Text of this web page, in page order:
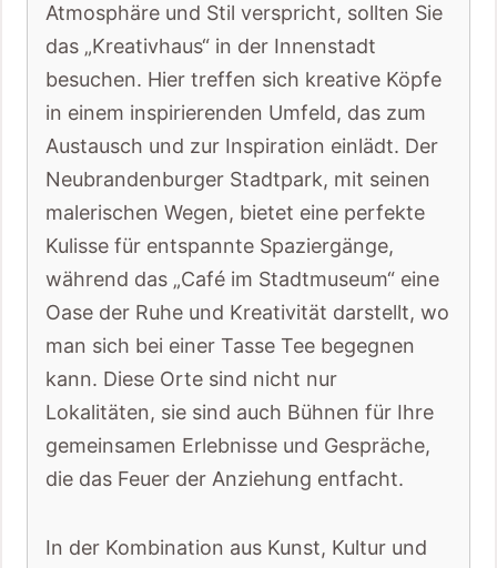
Atmosphäre und Stil verspricht, sollten Sie
das „Kreativhaus“ in der Innenstadt
besuchen. Hier treffen sich kreative Köpfe
in einem inspirierenden Umfeld, das zum
Austausch und zur Inspiration einlädt. Der
Neubrandenburger Stadtpark, mit seinen
malerischen Wegen, bietet eine perfekte
Kulisse für entspannte Spaziergänge,
während das „Café im Stadtmuseum“ eine
Oase der Ruhe und Kreativität darstellt, wo
man sich bei einer Tasse Tee begegnen
kann. Diese Orte sind nicht nur
Lokalitäten, sie sind auch Bühnen für Ihre
gemeinsamen Erlebnisse und Gespräche,
die das Feuer der Anziehung entfacht.
In der Kombination aus Kunst, Kultur und